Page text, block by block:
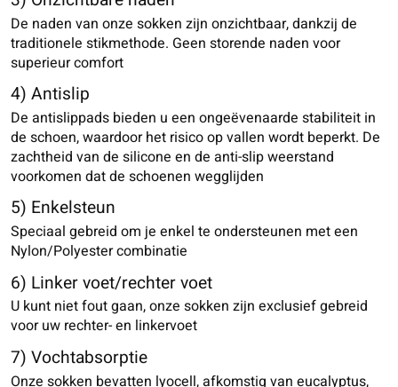
De naden van onze sokken zijn onzichtbaar, dankzij de
traditionele stikmethode. Geen storende naden voor
superieur comfort
4) Antislip
De antislippads bieden u een ongeëvenaarde stabiliteit in
de schoen, waardoor het risico op vallen wordt beperkt. De
zachtheid van de silicone en de anti-slip weerstand
voorkomen dat de schoenen wegglijden
5) Enkelsteun
Speciaal gebreid om je enkel te ondersteunen met een
Nylon/Polyester combinatie
6) Linker voet/rechter voet
U kunt niet fout gaan, onze sokken zijn exclusief gebreid
voor uw rechter- en linkervoet
7) Vochtabsorptie
Onze sokken bevatten lyocell, afkomstig van eucalyptus,